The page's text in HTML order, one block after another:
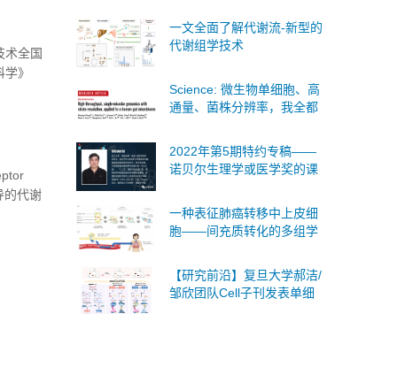
术全国
》
的代谢
一文全面了解代谢流-新型的
代谢组学技术
Science: 微生物单细胞、高
通量、菌株分辨率，我全都
2022年第5期特约专稿——
诺贝尔生理学或医学奖的课
一种表征肺癌转移中上皮细
胞——间充质转化的多组学
【研究前沿】复旦大学郝洁/
邹欣团队Cell子刊发表单细